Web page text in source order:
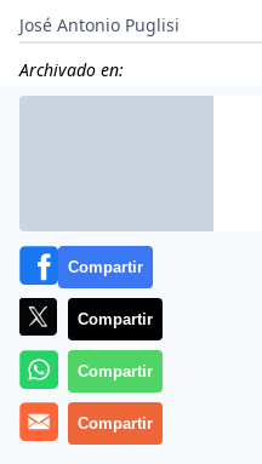
José Antonio Puglisi
Archivado en:
Compartir
Compartir
Compartir
Compartir